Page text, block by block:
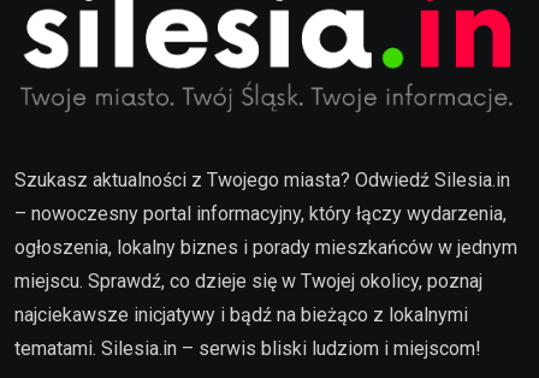
Szukasz aktualności z Twojego miasta? Odwiedź Silesia.in
– nowoczesny portal informacyjny, który łączy wydarzenia,
ogłoszenia, lokalny biznes i porady mieszkańców w jednym
miejscu. Sprawdź, co dzieje się w Twojej okolicy, poznaj
najciekawsze inicjatywy i bądź na bieżąco z lokalnymi
tematami. Silesia.in – serwis bliski ludziom i miejscom!